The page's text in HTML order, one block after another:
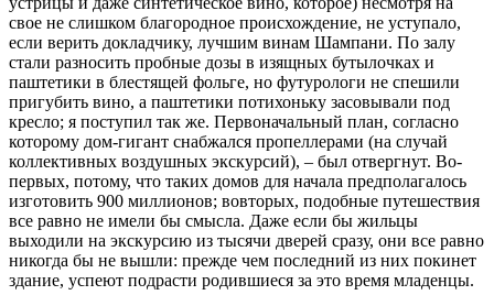
свое не слишком благородное происхождение, не уступало,
если верить докладчику, лучшим винам Шампани. По залу
стали разносить пробные дозы в изящных бутылочках и
паштетики в блестящей фольге, но футурологи не спешили
пригубить вино, а паштетики потихоньку засовывали под
кресло; я поступил так же. Первоначальный план, согласно
которому дом-гигант снабжался пропеллерами (на случай
коллективных воздушных экскурсий), – был отвергнут. Во-
первых, потому, что таких домов для начала предполагалось
изготовить 900 миллионов; вовторых, подобные путешествия
все равно не имели бы смысла. Даже если бы жильцы
выходили на экскурсию из тысячи дверей сразу, они все равно
никогда бы не вышли: прежде чем последний из них покинет
здание, успеют подрасти родившиеся за это время младенцы.